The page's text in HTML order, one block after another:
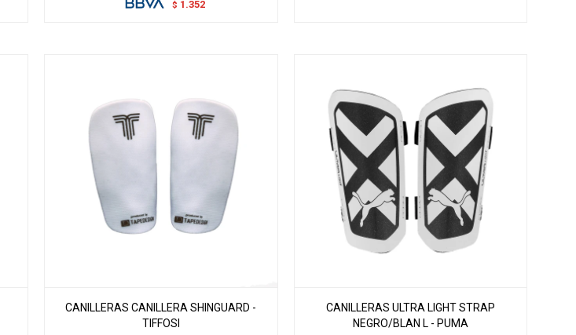
$ 1.352
CANILLERAS CANILLERA SHINGUARD -
TIFFOSI
CANILLERAS ULTRA LIGHT STRAP
NEGRO/BLAN L - PUMA